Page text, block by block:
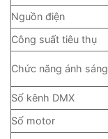
Nguồn điện
Công suất tiêu thụ
Chức năng ánh sáng
Số kênh DMX
Số motor